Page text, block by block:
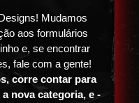
Mudamos
aos formulários
e, se encontrar
fale com a gente!
corre contar para
nova categoria, e -